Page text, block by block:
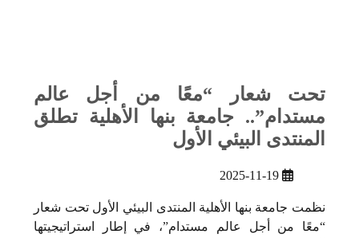
تحت شعار “معًا من أجل عالم
مستدام”.. جامعة بنها الأهلية تطلق
المنتدى البيئي الأول
2025-11-19
نظمت جامعة بنها الأهلية المنتدى البيئي الأول تحت شعار
“معًا من أجل عالم مستدام”، في إطار استراتيجيتها